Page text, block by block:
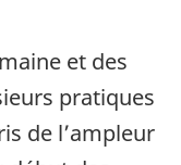
et des
pratiques
de l’ampleur